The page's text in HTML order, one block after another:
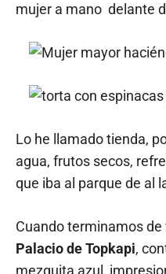
mujer a mano delante
Lo he llamado tienda,
agua, frutos secos,
que iba al parque de al
Cuando terminamos de
Palacio de Topkapi,
mezquita azul,